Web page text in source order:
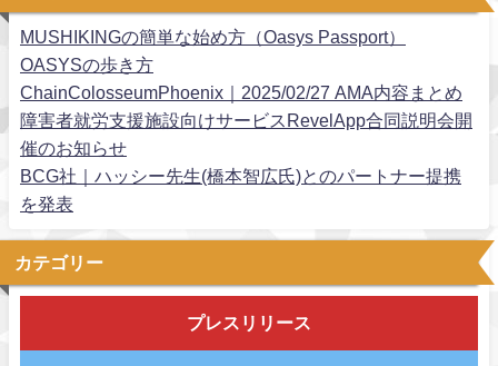
MUSHIKINGの簡単な始め方（Oasys Passport）
OASYSの歩き方
ChainColosseumPhoenix｜2025/02/27 AMA内容まとめ
障害者就労支援施設向けサービスRevelApp合同説明会開
催のお知らせ
BCG社｜ハッシー先生(橋本智広氏)とのパートナー提携
を発表
カテゴリー
プレスリリース